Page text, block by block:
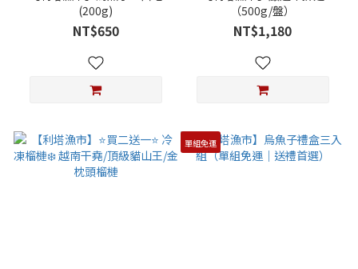
(200g)
NT$650
（500g/盤）
NT$1,180
單組免運